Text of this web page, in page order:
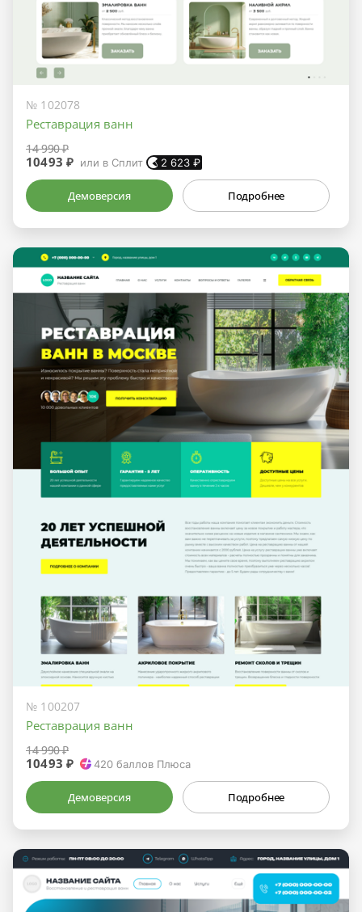
№ 102078
Реставрация ванн
14 990 ₽
10493 ₽ или в Сплит 2 623 ₽
Демоверсия Подробнее
№ 100207
Реставрация ванн
14 990 ₽
10493 ₽ 420 баллов Плюса
Демоверсия Подробнее